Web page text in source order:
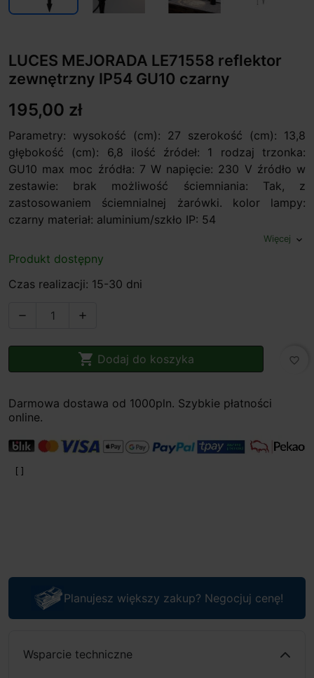
LUCES MEJORADA LE71558 reflektor
zewnętrzny IP54 GU10 czarny
195,00 zł
Parametry: wysokość (cm): 27 szerokość (cm): 13,8
głębokość (cm): 6,8 ilość źródeł: 1 rodzaj trzonka:
GU10 max moc źródła: 7 W napięcie: 230 V źródło w
zestawie: brak możliwość ściemniania: Tak, z
zastosowaniem ściemnialnej żarówki. kolor lampy:
czarny materiał: aluminium/szkło IP: 54
Więcej expand_more
Produkt dostępny
Czas realizacji: 15-30 dni
 
 Dodaj do koszyka favorite_border
Darmowa dostawa od 1000pln. Szybkie płatności
online.
Planujesz większy zakup? Negocjuj cenę!
Wsparcie techniczne